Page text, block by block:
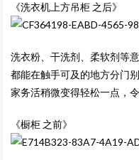
《洗衣机上方吊柜 之后》
洗衣粉、干洗剂、柔软剂等
都能在触手可及的地方分门
家务活稍微变得轻松一点，
《橱柜 之前》